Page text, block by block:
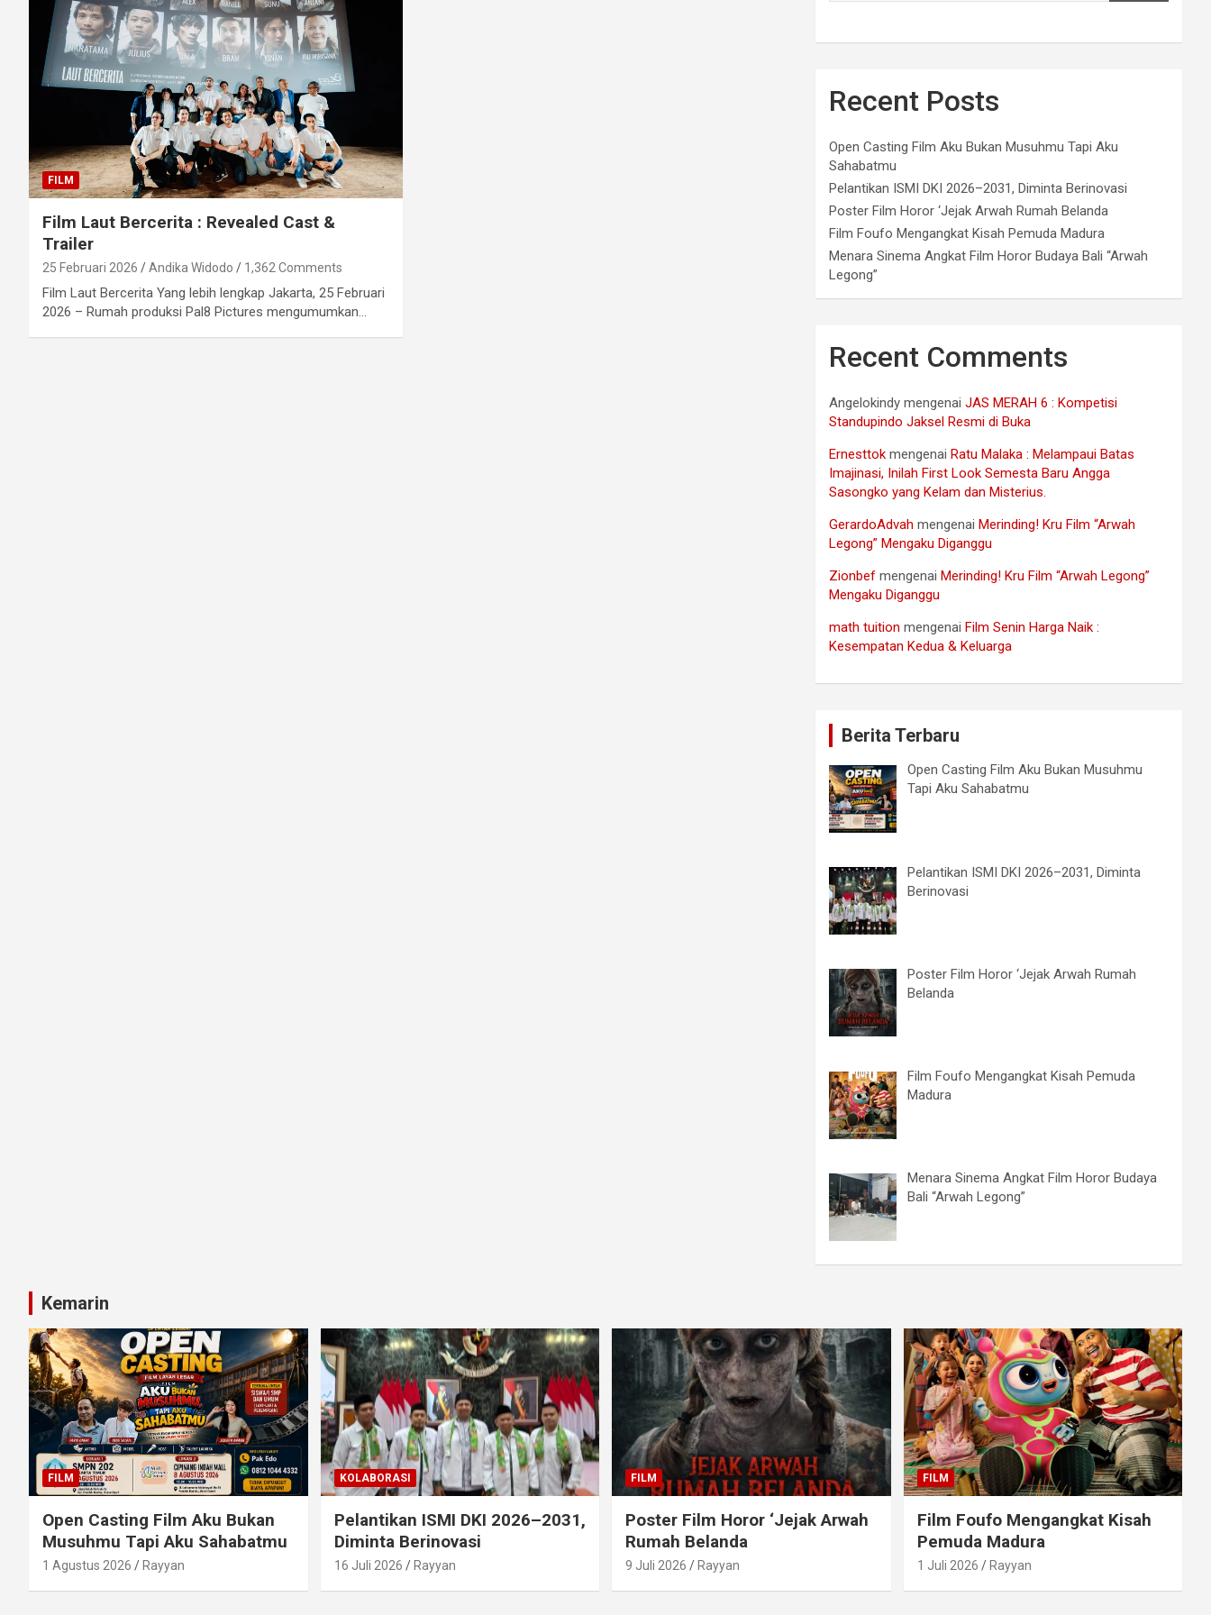
FILM
Film Laut Bercerita : Revealed Cast &
Trailer
25 Februari 2026 Andika Widodo 1,362 Comments
Film Laut Bercerita Yang lebih lengkap Jakarta, 25 Februari
2026 – Rumah produksi Pal8 Pictures mengumumkan…
Recent Posts
Open Casting Film Aku Bukan Musuhmu Tapi Aku
Sahabatmu
Pelantikan ISMI DKI 2026–2031, Diminta Berinovasi
Poster Film Horor ‘Jejak Arwah Rumah Belanda
Film Foufo Mengangkat Kisah Pemuda Madura
Menara Sinema Angkat Film Horor Budaya Bali “Arwah
Legong”
Recent Comments
Angelokindy mengenaiJAS MERAH 6 : Kompetisi
Standupindo Jaksel Resmi di Buka
Ernesttok mengenai Ratu Malaka : Melampaui Batas
Imajinasi, Inilah First Look Semesta Baru Angga
Sasongko yang Kelam dan Misterius.
GerardoAdvah mengenai Merinding! Kru Film “Arwah
Legong” Mengaku Diganggu
Zionbef mengenai Merinding! Kru Film “Arwah Legong”
Mengaku Diganggu
math tuition mengenai Film Senin Harga Naik :
Kesempatan Kedua & Keluarga
Berita Terbaru
Open Casting Film Aku Bukan Musuhmu
Tapi Aku Sahabatmu
Pelantikan ISMI DKI 2026–2031, Diminta
Berinovasi
Poster Film Horor ‘Jejak Arwah Rumah
Belanda
Film Foufo Mengangkat Kisah Pemuda
Madura
Menara Sinema Angkat Film Horor Budaya
Bali “Arwah Legong”
Kemarin
FILM
Open Casting Film Aku Bukan
Musuhmu Tapi Aku Sahabatmu
1 Agustus 2026 Rayyan
KOLABORASI
Pelantikan ISMI DKI 2026–2031,
Diminta Berinovasi
16 Juli 2026 Rayyan
FILM
Poster Film Horor ‘Jejak Arwah
Rumah Belanda
9 Juli 2026 Rayyan
FILM
Film Foufo Mengangkat Kisah
Pemuda Madura
1 Juli 2026 Rayyan